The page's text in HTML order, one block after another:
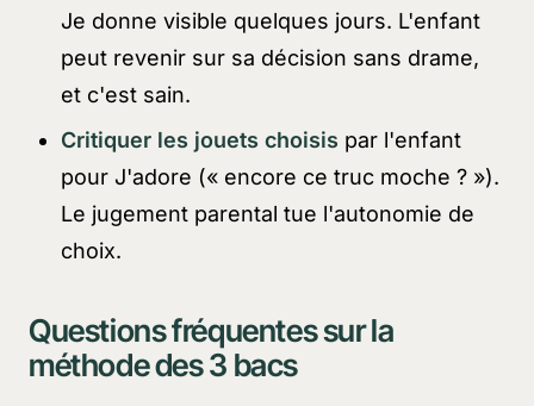
Je donne visible quelques jours. L'enfant
peut revenir sur sa décision sans drame,
et c'est sain.
Critiquer les jouets choisis par l'enfant
pour J'adore (« encore ce truc moche ? »).
Le jugement parental tue l'autonomie de
choix.
Questions fréquentes sur la
méthode des 3 bacs